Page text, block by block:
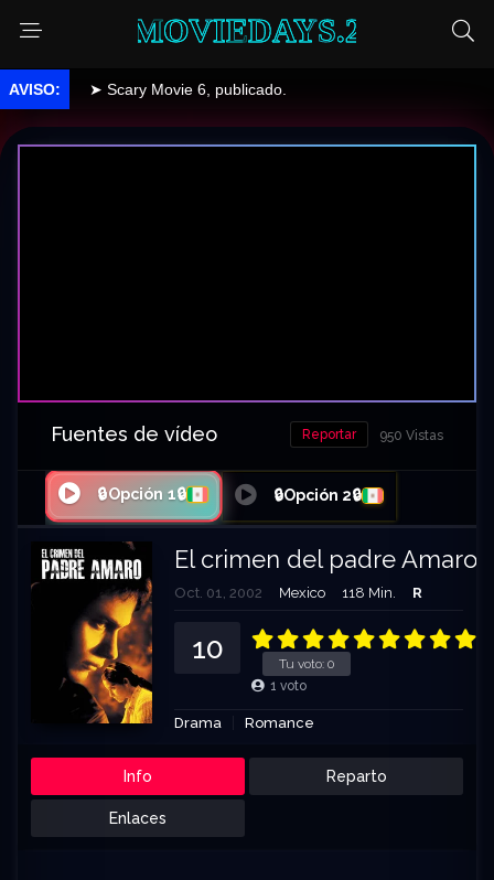
MOVIEDAYS.2
➤ Scary Movie 6, publicado.
Fuentes de vídeo 950 Vistas
Reportar
🔒Opción 1🔒 🔒Opción 2🔒
El crimen del padre Amaro
Oct. 01, 2002 Mexico 118 Min. R
Tu voto: 0
10
1 voto
Drama Romance
Info Reparto
Enlaces